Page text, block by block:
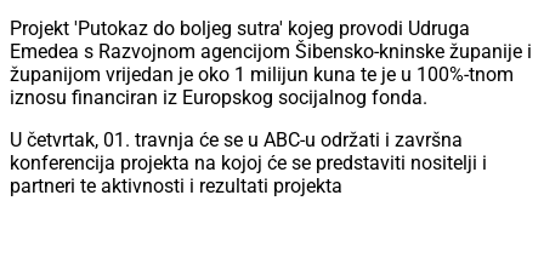
Projekt 'Putokaz do boljeg sutra' kojeg provodi Udruga
Emedea s Razvojnom agencijom Šibensko-kninske županije i
županijom vrijedan je oko 1 milijun kuna te je u 100%-tnom
iznosu financiran iz Europskog socijalnog fonda.
U četvrtak, 01. travnja će se u ABC-u održati i završna
konferencija projekta na kojoj će se predstaviti nositelji i
partneri te aktivnosti i rezultati projekta